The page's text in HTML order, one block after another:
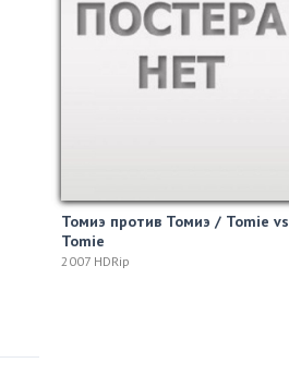
Томиэ против Томиэ / Tomie vs
Tomie
2007 HDRip